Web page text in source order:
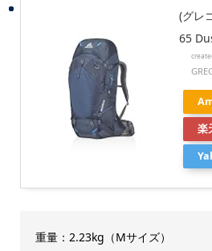
(グレ
65
楽
重量：2.23kg（Mサイズ）